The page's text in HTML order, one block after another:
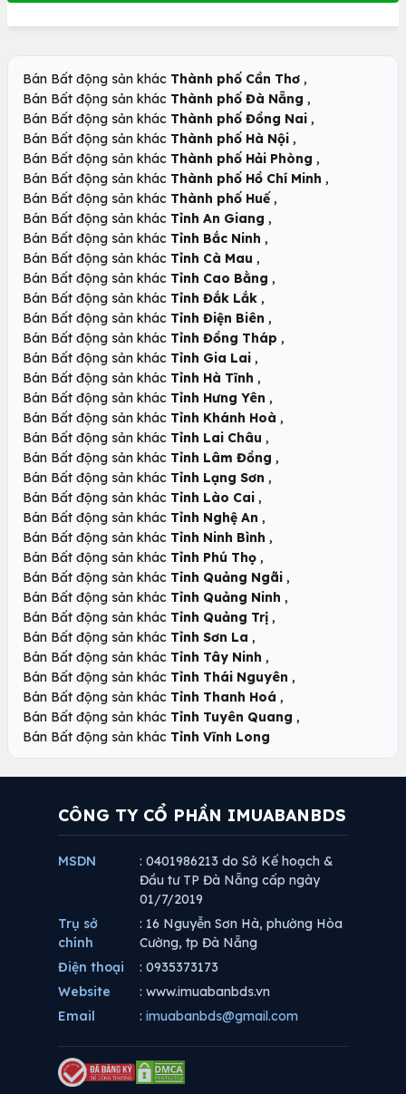
Bán Bất động sản khác Thành phố Cần Thơ ,
Bán Bất động sản khác Thành phố Đà Nẵng ,
Bán Bất động sản khác Thành phố Đồng Nai ,
Bán Bất động sản khác Thành phố Hà Nội ,
Bán Bất động sản khác Thành phố Hải Phòng ,
Bán Bất động sản khác Thành phố Hồ Chí Minh ,
Bán Bất động sản khác Thành phố Huế ,
Bán Bất động sản khác Tỉnh An Giang ,
Bán Bất động sản khác Tỉnh Bắc Ninh ,
Bán Bất động sản khác Tỉnh Cà Mau ,
Bán Bất động sản khác Tỉnh Cao Bằng ,
Bán Bất động sản khác Tỉnh Đắk Lắk ,
Bán Bất động sản khác Tỉnh Điện Biên ,
Bán Bất động sản khác Tỉnh Đồng Tháp ,
Bán Bất động sản khác Tỉnh Gia Lai ,
Bán Bất động sản khác Tỉnh Hà Tĩnh ,
Bán Bất động sản khác Tỉnh Hưng Yên ,
Bán Bất động sản khác Tỉnh Khánh Hoà ,
Bán Bất động sản khác Tỉnh Lai Châu ,
Bán Bất động sản khác Tỉnh Lâm Đồng ,
Bán Bất động sản khác Tỉnh Lạng Sơn ,
Bán Bất động sản khác Tỉnh Lào Cai ,
Bán Bất động sản khác Tỉnh Nghệ An ,
Bán Bất động sản khác Tỉnh Ninh Bình ,
Bán Bất động sản khác Tỉnh Phú Thọ ,
Bán Bất động sản khác Tỉnh Quảng Ngãi ,
Bán Bất động sản khác Tỉnh Quảng Ninh ,
Bán Bất động sản khác Tỉnh Quảng Trị ,
Bán Bất động sản khác Tỉnh Sơn La ,
Bán Bất động sản khác Tỉnh Tây Ninh ,
Bán Bất động sản khác Tỉnh Thái Nguyên ,
Bán Bất động sản khác Tỉnh Thanh Hoá ,
Bán Bất động sản khác Tỉnh Tuyên Quang ,
Bán Bất động sản khác Tỉnh Vĩnh Long
CÔNG TY CỔ PHẦN IMUABANBDS
MSDN
: 0401986213 do Sở Kế hoạch &
Đầu tư TP Đà Nẵng cấp ngày
01/7/2019
Trụ sở
chính
: 16 Nguyễn Sơn Hà, phường Hòa
Cường, tp Đà Nẵng
Điện thoại
: 0935373173
Website
: www.imuabanbds.vn
Email
: imuabanbds@gmail.com